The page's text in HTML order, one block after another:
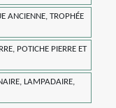
ANCIENNE, TROPHÉE
POTICHE PIERRE ET
LAMPADAIRE,